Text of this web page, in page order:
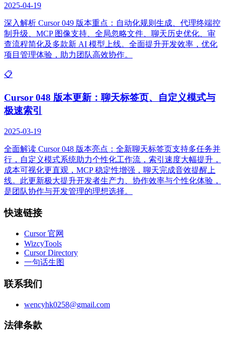
2025-04-19
深入解析 Cursor 049 版本重点：自动化规则生成、代理终端控
制升级、MCP 图像支持、全局忽略文件、聊天历史优化、审
查流程简化及多款新 AI 模型上线。全面提升开发效率，优化
项目管理体验，助力团队高效协作。
📋
Cursor 048 版本更新：聊天标签页、自定义模式与
极速索引
2025-03-19
全面解读 Cursor 048 版本亮点：全新聊天标签页支持多任务并
行，自定义模式系统助力个性化工作流，索引速度大幅提升，
成本可视化更直观，MCP 稳定性增强，聊天完成音效提醒上
线。此更新极大提升开发者生产力、协作效率与个性化体验，
是团队协作与开发管理的理想选择。
快速链接
Cursor 官网
WizcyTools
Cursor Directory
一句话生图
联系我们
wencyhk0258@gmail.com
法律条款